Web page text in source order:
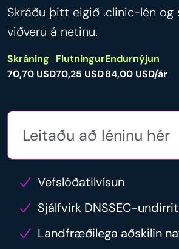
Skráðu þitt eigið .clinic-lén og
viðveru á netinu.
Skráning
70,70 USD
Flutningur
70,25 USD
Endurnýjun
84,00 USD/ár
Vefslóðatilvísun
Sjálfvirk DNSSEC-
Landfræðilega aðskilin